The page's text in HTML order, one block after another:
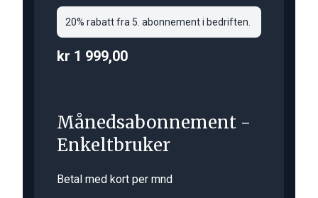
20% rabatt fra 5. abonnement i bedriften.
kr 1 999,00
Månedsabonnement -
Enkeltbruker
Betal med kort per mnd